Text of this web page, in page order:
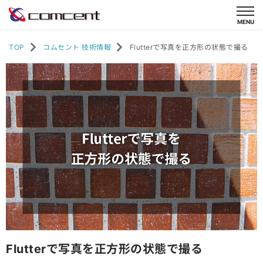
TOP コムセント 技術情報 Flutterで写真を正方形の状態で撮る
Flutterで写真を正方形の状態で撮る